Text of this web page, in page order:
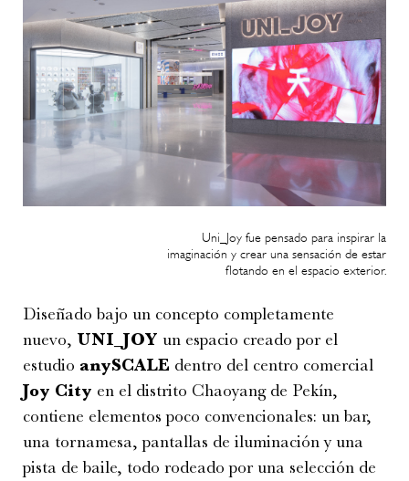
Uni_Joy fue pensado para inspirar la
imaginación y crear una sensación de estar
flotando en el espacio exterior.
Diseñado bajo un concepto completamente
nuevo, UNI_JOY un espacio creado por el
estudio anySCALE dentro del centro comercial
Joy City en el distrito Chaoyang de Pekín,
contiene elementos poco convencionales: un bar,
una tornamesa, pantallas de iluminación y una
pista de baile, todo rodeado por una selección de